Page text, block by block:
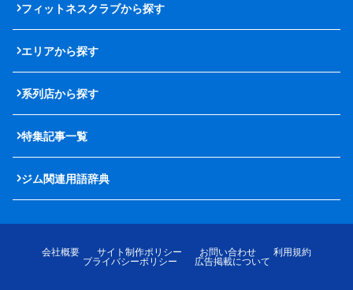
フィットネスクラブから探す
エリアから探す
系列店から探す
特集記事一覧
ジム関連用語辞典
会社概要 サイト制作ポリシー お問い合わせ
利用規約
プライバシーポリシー
広告掲載について